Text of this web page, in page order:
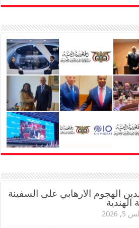
الهجوم الارهابي على السفينة
الهندية